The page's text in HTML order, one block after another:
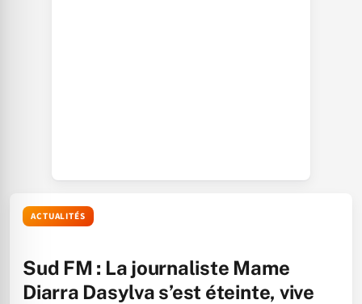
ACTUALITÉS
Sud FM : La journaliste Mame
Diarra Dasylva s’est éteinte, vive